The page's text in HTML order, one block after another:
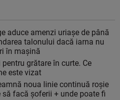
aduce amenzi uriașe de până
talonului dacă iarna nu
în mașină
grătare în curte. Ce
este vizat
noua linie continuă roșie
să facă șoferii + unde poate fi